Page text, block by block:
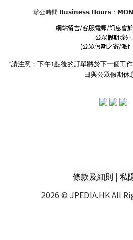
辦公時間 𝗕𝘂𝘀𝗶𝗻𝗲𝘀𝘀 𝗛𝗼𝘂𝗿𝘀：
網站留言/客服電郵/訊息會
公眾假期除外
(公眾假期之寄/派
*請注意：下午1點後的訂單將於下一個工
日與公眾假期休
條款及細則 | 私
2026 © JPEDIA.HK All